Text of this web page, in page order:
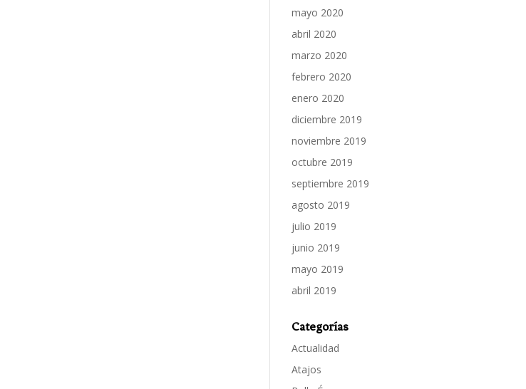
mayo 2020
abril 2020
marzo 2020
febrero 2020
enero 2020
diciembre 2019
noviembre 2019
octubre 2019
septiembre 2019
agosto 2019
julio 2019
junio 2019
mayo 2019
abril 2019
Categorías
Actualidad
Atajos